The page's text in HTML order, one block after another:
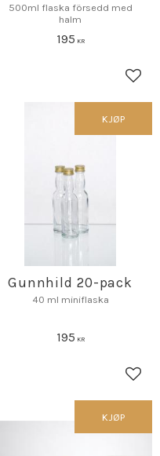
favoritt
500ml flaska försedd med
halm
195 KR
favoritt
Gunnhild 20-pack
40 ml miniflaska
195 KR
KJØP
KJØP